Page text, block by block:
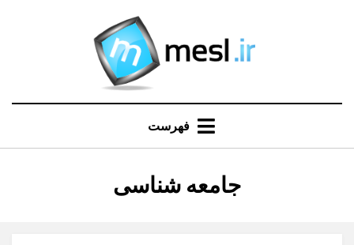
فهرست
برچسب
:
جامعه شناسی